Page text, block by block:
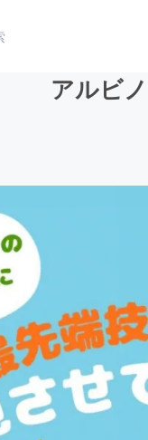
ガジェット
域活性化
アルビ